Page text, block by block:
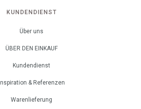
KUNDENDIENST
Über uns
ÜBER DEN EINKAUF
Kundendienst
Inspiration & Referenzen
Warenlieferung